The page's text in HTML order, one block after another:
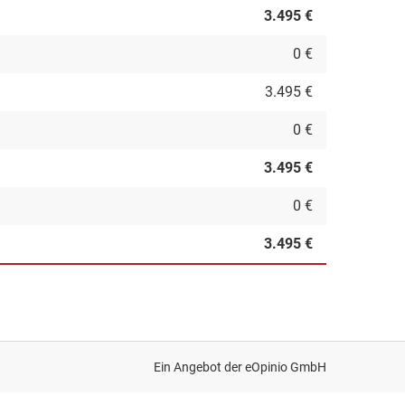
3.495 €
0 €
3.495 €
0 €
3.495 €
0 €
3.495 €
Ein Angebot dereOpinio GmbH